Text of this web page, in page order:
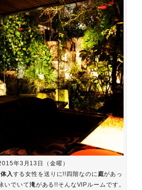
年3月13日（金曜）
体入 する女性を送りに!!四階なのに 庭があっ
いでいて滝がある!!そんなVIPルームです。